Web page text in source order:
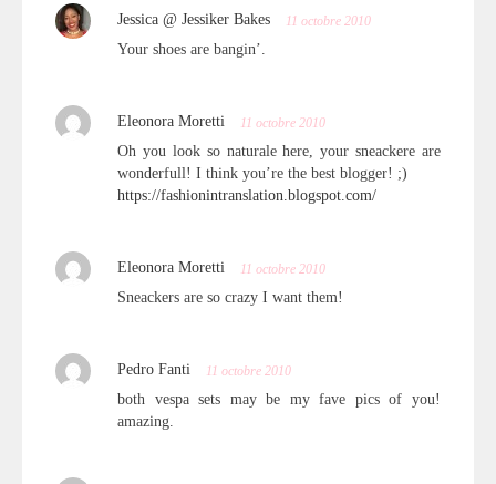
Jessica @ Jessiker Bakes 11 octobre 2010
Your shoes are bangin’.
Eleonora Moretti 11 octobre 2010
Oh you look so naturale here, your sneackere are
wonderfull! I think you’re the best blogger! ;)
https://fashionintranslation.blogspot.com/
Eleonora Moretti 11 octobre 2010
Sneackers are so crazy I want them!
Pedro Fanti 11 octobre 2010
both vespa sets may be my fave pics of you!
amazing.